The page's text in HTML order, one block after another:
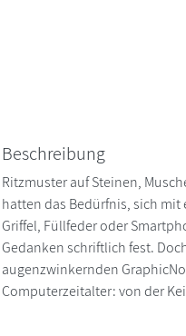
Beschreibung
Ritzmuster auf Steinen,
hatten das Bedürfnis, sich
Griffel, Füllfeder oder
Gedanken schriftlich fest.
augenzwinkernden
Computerzeitalter: von der